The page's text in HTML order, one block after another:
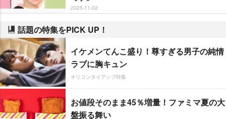
2025-11-02
話題の特集をPICK UP！
イケメンてんこ盛り！尊すぎる男子の純情
ラブに胸キュン
オリコンタイアップ特集
お値段そのまま45％増量！ファミマ夏の大
盤振る舞い